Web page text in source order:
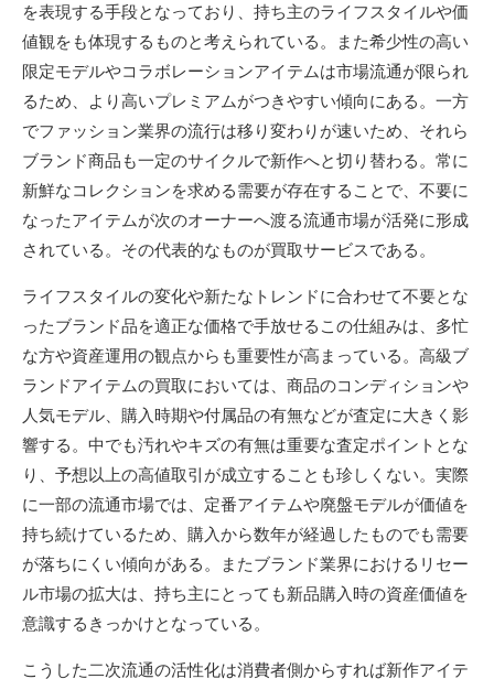
を表現する手段となっており、持ち主のライフスタイルや価
値観をも体現するものと考えられている。また希少性の高い
限定モデルやコラボレーションアイテムは市場流通が限られ
るため、より高いプレミアムがつきやすい傾向にある。一方
でファッション業界の流行は移り変わりが速いため、それら
ブランド商品も一定のサイクルで新作へと切り替わる。常に
新鮮なコレクションを求める需要が存在することで、不要に
なったアイテムが次のオーナーへ渡る流通市場が活発に形成
されている。その代表的なものが買取サービスである。
ライフスタイルの変化や新たなトレンドに合わせて不要とな
ったブランド品を適正な価格で手放せるこの仕組みは、多忙
な方や資産運用の観点からも重要性が高まっている。高級ブ
ランドアイテムの買取においては、商品のコンディションや
人気モデル、購入時期や付属品の有無などが査定に大きく影
響する。中でも汚れやキズの有無は重要な査定ポイントとな
り、予想以上の高値取引が成立することも珍しくない。実際
に一部の流通市場では、定番アイテムや廃盤モデルが価値を
持ち続けているため、購入から数年が経過したものでも需要
が落ちにくい傾向がある。またブランド業界におけるリセー
ル市場の拡大は、持ち主にとっても新品購入時の資産価値を
意識するきっかけとなっている。
こうした二次流通の活性化は消費者側からすれば新作アイテ